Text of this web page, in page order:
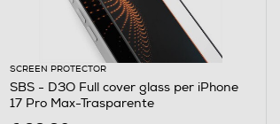
SCREEN PROTECTOR
SBS - D3O Full cover glass per iPhone
17 Pro Max-Trasparente